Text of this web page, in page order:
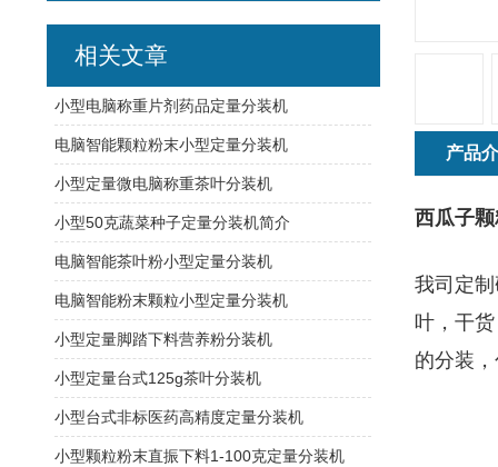
产品
西瓜子
我司定
叶，干
的分装
相关文章
小型电脑称重片剂药品定量分装机
电脑智能颗粒粉末小型定量分装机
小型定量微电脑称重茶叶分装机
小型50克蔬菜种子定量分装机简介
电脑智能茶叶粉小型定量分装机
电脑智能粉末颗粒小型定量分装机
小型定量脚踏下料营养粉分装机
小型定量台式125g茶叶分装机
小型台式非标医药高精度定量分装机
小型颗粒粉末直振下料1-100克定量分装机